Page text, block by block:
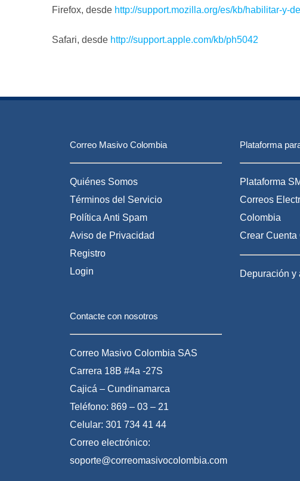
Firefox, desde http://support.mozilla.org/es/kb/habilitar-y-
Safari, desde http://support.apple.com/kb/ph5042
Correo Masivo Colombia
Quiénes Somos
Términos del Servicio
Política Anti Spam
Aviso de Privacidad
Registro
Login
Contacte con nosotros
Correo Masivo Colombia SAS
Carrera 18B #4a -27S
Cajicá – Cundinamarca
Teléfono: 869 – 03 – 21
Celular: 301 734 41 44
Correo electrónico:
soporte@correomasivocolombia.com
Plataforma
Plataforma
Correos
Colombia
Crear Cuenta
Depuración y